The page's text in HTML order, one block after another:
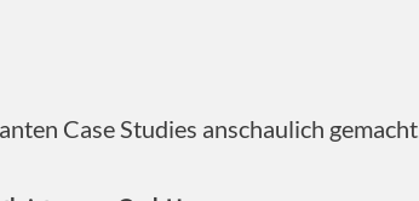
Case Studies anschaulich gemacht.